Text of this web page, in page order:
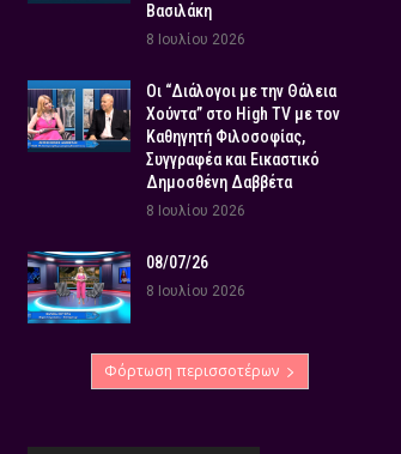
Βασιλάκη
8 Ιουλίου 2026
Οι “Διάλογοι με την Θάλεια
Χούντα” στο High TV με τον
Καθηγητή Φιλοσοφίας,
Συγγραφέα και Εικαστικό
Δημοσθένη Δαββέτα
8 Ιουλίου 2026
08/07/26
8 Ιουλίου 2026
Φόρτωση περισσοτέρων